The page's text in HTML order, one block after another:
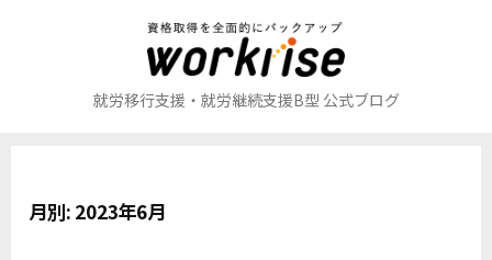
就労移行支援・就労継続支援B型 公式ブログ
月別: 2023年6月